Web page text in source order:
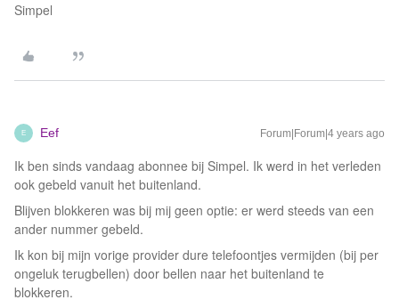
Simpel
E Eef Forum|Forum|4 years ago
Ik ben sinds vandaag abonnee bij Simpel. Ik werd in het verleden
ook gebeld vanuit het buitenland.
Blijven blokkeren was bij mij geen optie: er werd steeds van een
ander nummer gebeld.
Ik kon bij mijn vorige provider dure telefoontjes vermijden (bij per
ongeluk terugbellen) door bellen naar het buitenland te
blokkeren.